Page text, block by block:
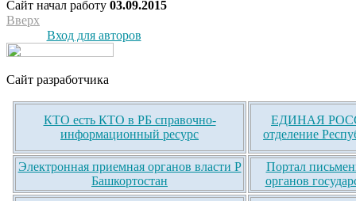
Сайт начал работу 03.09.2015
Вверх
Вход для авторов
Сайт разработчика
КТО есть КТО в РБ справочно-
информационный ресурс
ЕДИНАЯ
отделение
Электронная приемная органов власти Р
Башкортостан
Портал
органов